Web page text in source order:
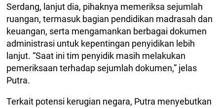
Serdang, lanjut dia, pihaknya memeriksa sejumlah
ruangan, termasuk bagian pendidikan madrasah dan
keuangan, serta mengamankan berbagai dokumen
administrasi untuk kepentingan penyidikan lebih
lanjut. “Saat ini tim penyidik masih melakukan
pemeriksaan terhadap sejumlah dokumen,” jelas
Putra.
Terkait potensi kerugian negara, Putra menyebutkan